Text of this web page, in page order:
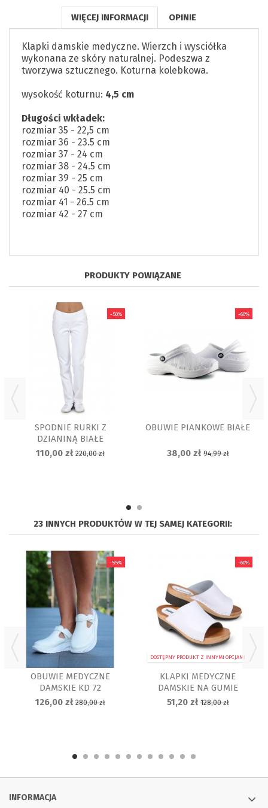
WIĘCEJ INFORMACJI OPINIE
Klapki damskie medyczne. Wierzch i wysciółka
wykonana ze skóry naturalnej. Podeszwa z
tworzywa sztucznego. Koturna kolebkowa.
wysokość koturnu: 4,5 cm
Długości wkładek:
rozmiar 35 - 22,5 cm
rozmiar 36 - 23.5 cm
rozmiar 37 - 24 cm
rozmiar 38 - 24.5 cm
rozmiar 39 - 25 cm
rozmiar 40 - 25.5 cm
rozmiar 41 - 26.5 cm
rozmiar 42 - 27 cm
PRODUKTY POWIĄZANE
-50%
SPODNIE RURKI Z
DZIANINĄ BIAŁE
110,00 zł 220,00 zł
-60%
OBUWIE PIANKOWE BIAŁE
38,00 zł94,99 zł
23 INNYCH PRODUKTÓW W TEJ SAMEJ KATEGORII:
-55%
OBUWIE MEDYCZNE
DAMSKIE KD 72
126,00 zł 280,00 zł
-60%
DOSTĘPNY PRODUKT Z INNYMI OPCJAMI
KLAPKI MEDYCZNE
DAMSKIE NA GUMIE
51,20 zł128,00 zł
INFORMACJA